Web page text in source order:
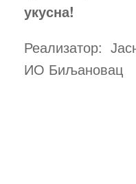
укусна!
Реализатор:
ИО Биљановац